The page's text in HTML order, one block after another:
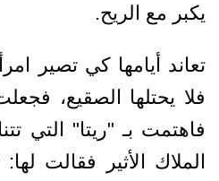
يكبر مع الريح.
تعاند أيامها كي تصير
فلا يحتلها الصقيع،
فاهتمت بـ "ريتا" التي
الملاك الأثير فقالت